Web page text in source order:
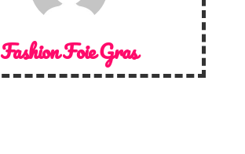
Fashion Foie Gras